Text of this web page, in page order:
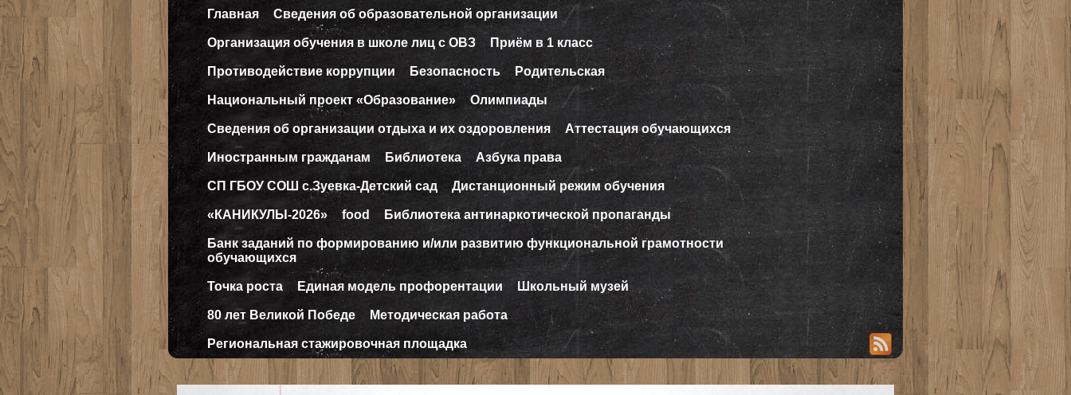
Главная Сведения об образовательной организации
Организация обучения в школе лиц с ОВЗ Приём в 1 класс
Противодействие коррупции Безопасность Родительская
Национальный проект «Образование» Олимпиады
Сведения об организации отдыха и их оздоровления Аттестация обучающихся
Иностранным гражданам Библиотека Азбука права
СП ГБОУ СОШ с.Зуевка-Детский сад Дистанционный режим обучения
«КАНИКУЛЫ-2026» food Библиотека антинаркотической пропаганды
Банк заданий по формированию и/или развитию функциональной грамотности
обучающихся
Точка роста Единая модель профорентации Школьный музей
80 лет Великой Победе Методическая работа
Региональная стажировочная площадка